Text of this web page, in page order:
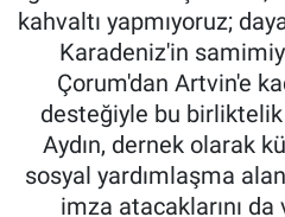
kahvaltı yapmıyoruz;
Karadeniz'in
Çorum'dan Artvin'e
desteğiyle bu
Aydın, dernek olarak
sosyal yardımlaşma
imza atacaklarını da